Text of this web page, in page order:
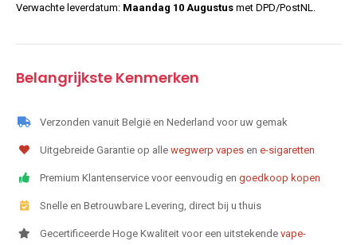
Verwachte leverdatum: Maandag 10 Augustus met DPD/PostNL.
Belangrijkste Kenmerken
Verzonden vanuit België en Nederland voor uw gemak
Uitgebreide Garantie op alle wegwerp vapes en e-sigaretten
Premium Klantenservice voor eenvoudig en goedkoop kopen
Snelle en Betrouwbare Levering, direct bij u thuis
Gecertificeerde Hoge Kwaliteit voor een uitstekende vape-